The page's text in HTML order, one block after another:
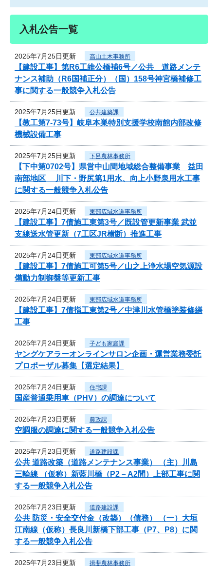
入札公告一覧
2025年7月25日更新 高山土木事務所
【建設工事】第R6工維公橋補6号／公共 道路メンテ
ナンス補助（R6国補正分）（国）158号神宮橋補修工
事に関する一般競争入札公告
2025年7月25日更新 公共建築課
【教工第7-73号】岐阜本巣特別支援学校南館内部改修
機械設備工事
2025年7月25日更新 下呂農林事務所
【下中第0702号】県営中山間地域総合整備事業 益田
南部地区 川下・野尻第1用水、向上小野泉用水工事
に関する一般競争入札公告
2025年7月24日更新 東部広域水道事務所
【建設工事】7債施工東第3号／既設管更新事業 武並
支線送水管更新（7工区JR横断）推進工事
2025年7月24日更新 東部広域水道事務所
【建設工事】7債施工可第5号／山之上浄水場空気源設
備動力制御盤等更新工事
2025年7月24日更新 東部広域水道事務所
【建設工事】7債指工東第2号／中津川水管橋塗装修繕
工事
2025年7月24日更新 子ども家庭課
ヤングケアラーオンラインサロン企画・運営業務委託
プロポーザル募集【選定結果】
2025年7月24日更新 住宅課
国産普通乗用車（PHV）の調達について
2025年7月23日更新 農政課
空調服の調達に関する一般競争入札公告
2025年7月23日更新 道路建設課
公共 道路改築（道路メンテナンス事業） （主）川島
三輪線 （仮称）新藍川橋（P2－A2間）上部工事に関
する一般競争入札公告
2025年7月23日更新 道路建設課
公共 防災・安全交付金（改築）（債務） （一）大垣
江南線（仮称）長良川新橋下部工事（P7、P8）に関
する一般競争入札公告
2025年7月23日更新 揖斐農林事務所